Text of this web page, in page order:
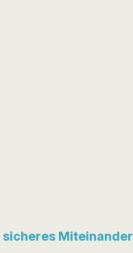
sicheres Miteinander